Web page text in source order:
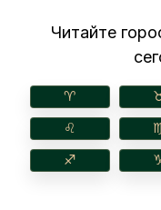
Читайте
♈︎
♌︎
♐︎